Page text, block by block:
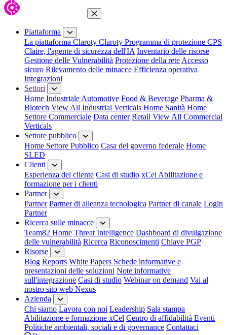
Chiudi menu
Piattaforma
La piattaforma Claroty Claroty Programma di protezione CPS
Claire, l'agente di sicurezza dell'IA Inventario delle risorse
Gestione delle Vulnerabilità Protezione della rete Accesso
sicuro Rilevamento delle minacce Efficienza operativa
Integrazioni
Settori
Home Industriale Automotive Food & Beverage Pharma &
Biotech View All Industrial Verticals Home Sanità Home
Settore Commerciale Data center Retail View All Commercial
Verticals
Settore pubblico
Home Settore Pubblico Casa del governo federale Home
SLED
Clienti
Esperienza del cliente Casi di studio xCel Abilitazione e
formazione per i clienti
Partner
Partner Partner di alleanza tecnologica Partner di canale Login
Partner
Ricerca sulle minacce
Team82 Home Threat Intelligence Dashboard di divulgazione
delle vulnerabilità Ricerca Riconoscimenti Chiave PGP
Risorse
Blog Reports White Papers Schede informative e
presentazioni delle soluzioni Note informative
sull'integrazione Casi di studio Webinar on demand Vai al
nostro sito web Nexus
Azienda
Chi siamo Lavora con noi Leadership Sala stampa
Abilitazione e formazione xCel Centro di affidabilità Eventi
Politiche ambientali, sociali e di governance Contattaci